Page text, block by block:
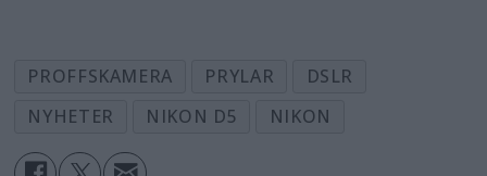
PROFFSKAMERA PRYLAR
DSLR
NYHETER
NIKON D5 NIKON